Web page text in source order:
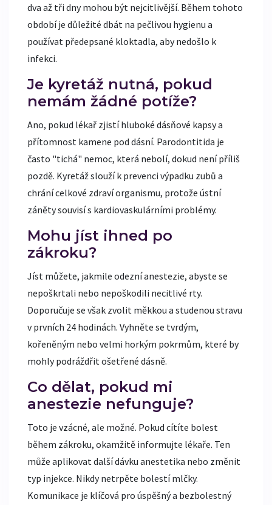
dva až tři dny mohou být nejcitlivější. Během tohoto
období je důležité dbát na pečlivou hygienu a
používat předepsané kloktadla, aby nedošlo k
infekci.
Je kyretáž nutná, pokud
nemám žádné potíže?
Ano, pokud lékař zjistí hluboké dásňové kapsy a
přítomnost kamene pod dásní. Parodontitida je
často "tichá" nemoc, která nebolí, dokud není příliš
pozdě. Kyretáž slouží k prevenci výpadku zubů a
chrání celkové zdraví organismu, protože ústní
záněty souvisí s kardiovaskulárními problémy.
Mohu jíst ihned po
zákroku?
Jíst můžete, jakmile odezní anestezie, abyste se
nepoškrtali nebo nepoškodili necitlivé rty.
Doporučuje se však zvolit měkkou a studenou stravu
v prvních 24 hodinách. Vyhněte se tvrdým,
kořeněným nebo velmi horkým pokrmům, které by
mohly podráždřit ošetřené dásně.
Co dělat, pokud mi
anestezie nefunguje?
Toto je vzácné, ale možné. Pokud cítíte bolest
během zákroku, okamžitě informujte lékaře. Ten
může aplikovat další dávku anestetika nebo změnit
typ injekce. Nikdy netrpěte bolestí mlčky.
Komunikace je klíčová pro úspěšný a bezbolestný